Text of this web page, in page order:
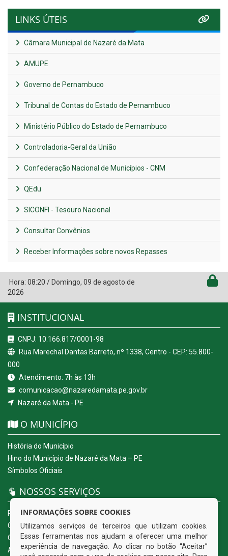
LINKS ÚTEIS
Câmara Municipal de Nazaré da Mata
AMUPE
Governo de Pernambuco
Tribunal de Contas do Estado de Pernambuco
Ministério Público do Estado de Pernambuco
Controladoria-Geral da União
Confederação Nacional de Municípios - CNM
QEdu
SICONFI - Tesouro Nacional
Consultar Convênios
Receber Informações sobre novos Repasses
Hora: 08:20 / Domingo, 09 de agosto de
2026
INSTITUCIONAL
CNPJ: 10.166.817/0001-98
Rua Marechal Dantas Barreto, nº 1338, Centro - CEP: 55.800-
000
Atendimento: 7h às 13h
comunicacao@nazaredamata.pe.gov.br
Nazaré da Mata - PE
O MUNICÍPIO
História do Município
Hino do Município de Nazaré da Mata – PE
Símbolos Oficiais
NOSSOS SERVIÇOS
Portal da Transparência
Carta de Serviços ao Usuário
Ouvidoria Eletrônica
Acesso a Informação (eSIC)
INFORMAÇÕES SOBRE COOKIES
Utilizamos serviços de terceiros que utilizam cookies.
Essas ferramentas nos ajudam a oferecer uma melhor
experiência de navegação. Ao clicar no botão “Aceitar”